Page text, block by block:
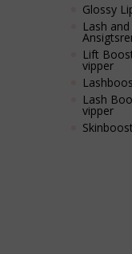
Glossy
Lash
Lift
vipper
Lash
vipper